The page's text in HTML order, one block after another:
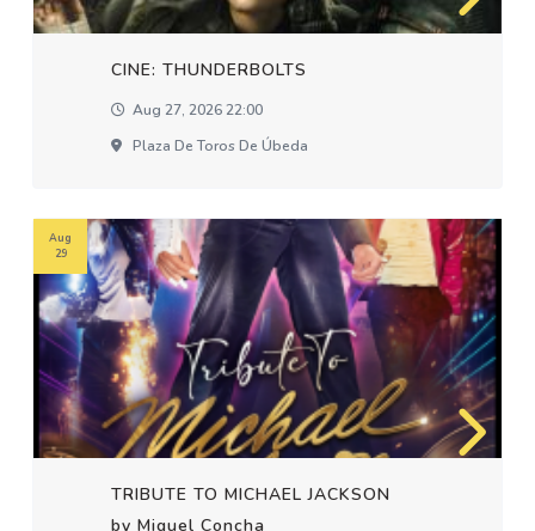
CINE: THUNDERBOLTS
Aug 27, 2026 22:00
Plaza De Toros De Úbeda
TRIBUTE TO MICHAEL JACKSON
by Miguel Concha
Aug
29